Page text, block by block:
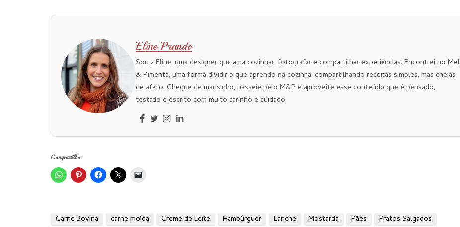
Eline Prando
Sou a Eline, uma designer que ama cozinhar, fotografar e compartilhar experiências. Encontrei no Mel
& Pimenta, uma forma dividir o que aprendo na cozinha, compartilhando receitas simples, mas cheias
de afeto. Chegue de mansinho, passeie pelo M&P e aproveite esse conteúdo que é pensado,
testado e escrito com muito carinho e cuidado.
Compartilhe:
Carne Bovina carne moída Creme de Leite Hambúrguer Lanche Mostarda Pães
Pratos Salgados